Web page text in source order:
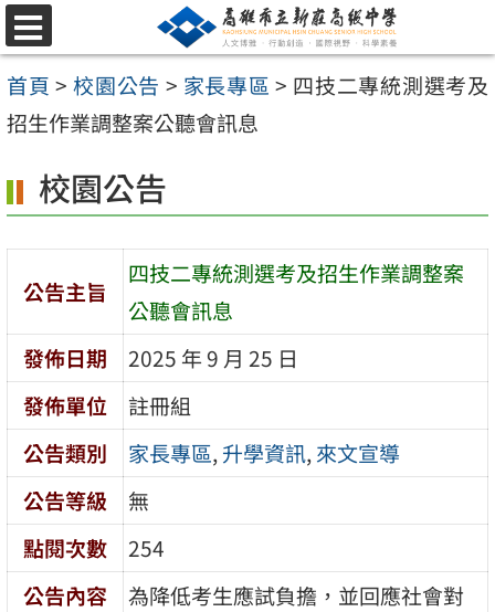
跳
至
主
要
容
區
選
單
首頁 > 校園公告 > 家長專區 > 四技二專統測選考及
招生作業調整案公聽會訊息
校園公告
公告主旨
四技二專統測選考及招生作業調整案
公聽會訊息
發佈日期
2025 年 9 月 25 日
發佈單位
註冊組
公告類別
家長專區,升學資訊,來文宣導
公告等級
無
點閱次數
254
公告內容
為降低考生應試負擔，並回應社會對